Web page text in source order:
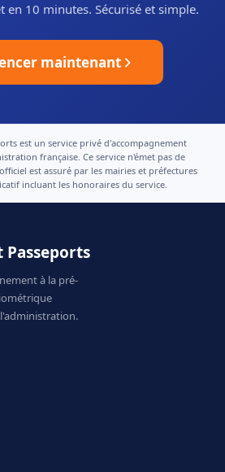
en 10 minutes. Sécurisé et simple.
maintenant
est un service privé d'accompagnement
française. Ce service n'émet pas de
est assuré par les mairies et préfectures
incluant les honoraires du service.
à la pré-